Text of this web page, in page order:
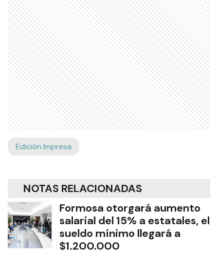
Edición Impresa
NOTAS RELACIONADAS
Formosa otorgará aumento
salarial del 15% a estatales, el
sueldo mínimo llegará a
$1.200.000